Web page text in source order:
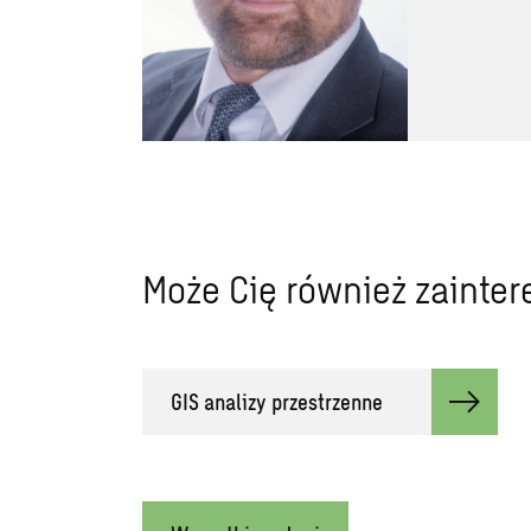
Może Cię również
GIS analizy przestrzenne